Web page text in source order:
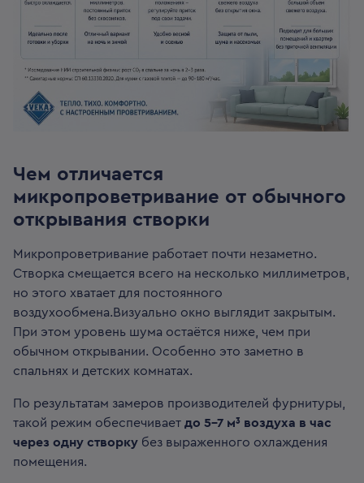
Чем отличается
микропроветривание от обычного
открывания створки
Микропроветривание работает почти незаметно.
Створка смещается всего на несколько миллиметров,
но этого хватает для постоянного
воздухообмена.Визуально окно выглядит закрытым.
При этом уровень шума остаётся ниже, чем при
обычном открывании. Особенно это заметно в
спальнях и детских комнатах.
По результатам замеров производителей фурнитуры,
такой режим обеспечивает до 5–7 м³ воздуха в час
через одну створку без выраженного охлаждения
помещения.